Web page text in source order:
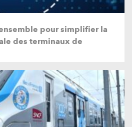
pour simplifier la
des terminaux de